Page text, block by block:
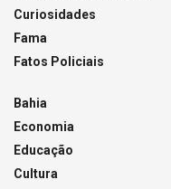
Curiosidades
Fama
Fatos Policiais
Bahia
Economia
Educação
Cultura